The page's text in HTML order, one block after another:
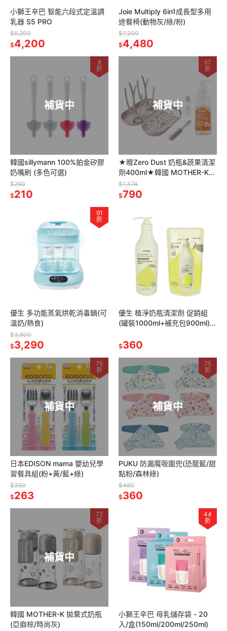
小獅王辛巴 智能六段式定溫調
乳器 S5 PRO
$6,200
$4,200
Joie Multiply 6in1成長型多用
途餐椅(動物灰/綠/粉)
$7,200
$4,480
補貨中
8
折
韓國sillymann 100%鉑金矽膠
奶嘴刷 (多色可選)
$260
$210
補貨中
57
折
★贈Zero Dust 奶瓶&蔬果清潔
劑400ml★韓國 MOTHER-K
攜帶式奶瓶晾乾架
$1,374
$790
91
折
優生 多功能蒸氣烘乾消毒鍋(可
溫奶/熱食)
$3,600
$3,290
優生 植淨奶瓶清潔劑 促銷組
(罐裝1000ml+補充包900ml)/
$360
補貨中
75
折
日本EDISON mama 嬰幼兒學
習餐具組(粉+黃/藍+綠)
$350
$263
補貨中
75
折
PUKU 防漏魔吸圍兜(恐龍藍/甜
點粉/森林綠)
$480
$360
補貨中
72
折
韓國 MOTHER-K 拋棄式奶瓶
(亞麻棕/時尚灰)
44
折
小獅王辛巴 母乳儲存袋 - 20
入/盒(150ml/200ml/250ml)